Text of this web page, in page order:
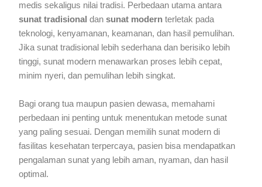
medis sekaligus nilai tradisi. Perbedaan utama antara
sunat tradisional dansunat modern terletak pada
teknologi, kenyamanan, keamanan, dan hasil pemulihan.
Jika sunat tradisional lebih sederhana dan berisiko lebih
tinggi, sunat modern menawarkan proses lebih cepat,
minim nyeri, dan pemulihan lebih singkat.
Bagi orang tua maupun pasien dewasa, memahami
perbedaan ini penting untuk menentukan metode sunat
yang paling sesuai. Dengan memilih sunat modern di
fasilitas kesehatan terpercaya, pasien bisa mendapatkan
pengalaman sunat yang lebih aman, nyaman, dan hasil
optimal.